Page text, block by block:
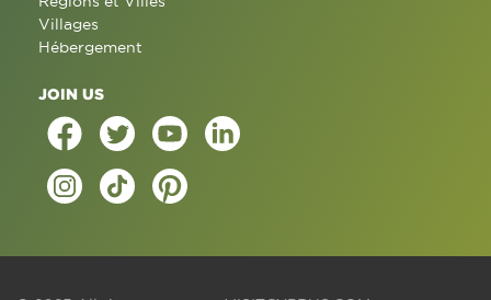
Villages
Hébergement
JOIN US